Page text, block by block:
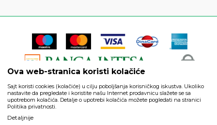
artikli prikazani na sajtu su deo naše ponude i ne podrazumeva
Ova web-stranica koristi kolačiće
Sajt koristi cookies (kolačiće) u cilju poboljšanja korisničkog iskustva. Ukoliko
nastavite da pregledate i koristite našu Internet prodavnicu slažete se sa
upotrebom kolačića. Detalje o upotrebi kolačića možete pogledati na stranici
Politika privatnosti.
Detaljnije